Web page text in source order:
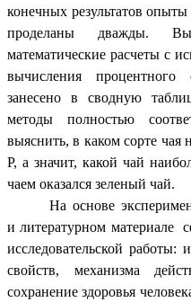
конечных результатов
проделаны дважды.
математические расчеты с
вычисления
занесено в сводную
методы полностью
выяснить, в каком сорте чая
Р, а значит, какой чай
чаем оказался зеленый чай.
На основе
и литературном материале
исследовательской работы:
свойств, механизма
сохранение здоровья